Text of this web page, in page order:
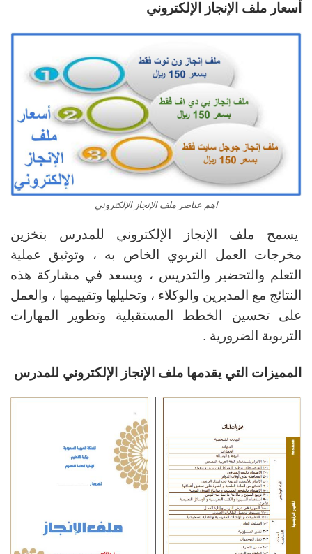
أسعار ملف الإنجاز الإلكتروني
اهم عناصر ملف الإنجاز الإلكتروني
يسمح ملف الإنجاز الإلكتروني للمدرس بتخزين
مخرجات العمل التربوي الخاص به ، وتوثيق عملية
التعلم والتحضير والتدريس ، ويسعد في مشاركة هذه
النتائج مع المديرين والوكلاء ، وتحليلها وتقييمها ، والعمل
على تحسين الخطط المستقبلية وتطوير المهارات
التربوية الضرورية .
المميزات التي يقدمها ملف الإنجاز الإلكتروني للمدرس